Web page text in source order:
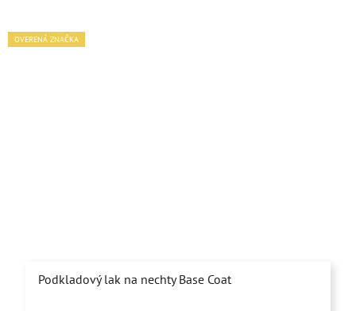
OVERENÁ ZNAČKA
Podkladový lak na nechty Base Coat